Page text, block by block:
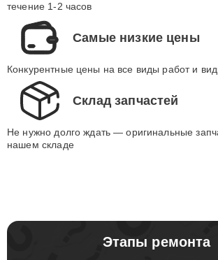
течение 1-2 часов
Самые низкие цены
Конкурентные цены на все виды работ и
Склад запчастей
Не нужно долго ждать — оригинальные
нашем складе
Этапы ремонта